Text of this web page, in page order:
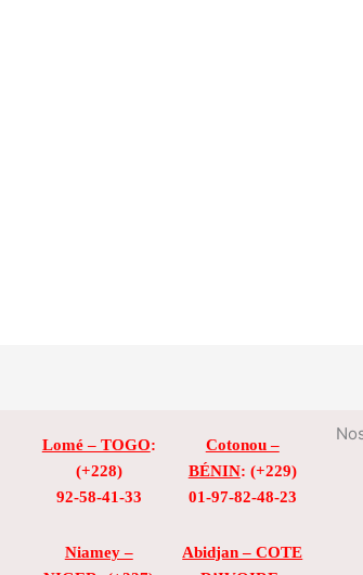
Lomé – TOGO:
(+228)
92-58-41-33
Niamey –
Cotonou –
BÉNIN: (+229)
01-97-82-48-23
Abidjan – COTE